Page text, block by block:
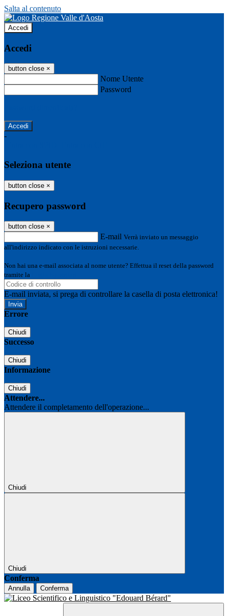
Salta al contenuto
Accedi
Accedi
button close ×
Nome Utente
Password
-
Seleziona utente
button close ×
Recupero password
button close ×
E-mail Verrà inviato un messaggio
all'indirizzo indicato con le istruzioni necessarie.
Non hai una e-mail associata al nome utente? Effettua il reset della password
tramite la
E-mail inviata, si prega di controllare la casella di posta elettronica!
Errore
Chiudi
Successo
Chiudi
Informazione
Chiudi
Attendere...
Attendere il completamento dell'operazione...
Chiudi
Chiudi
Conferma
Annulla Conferma